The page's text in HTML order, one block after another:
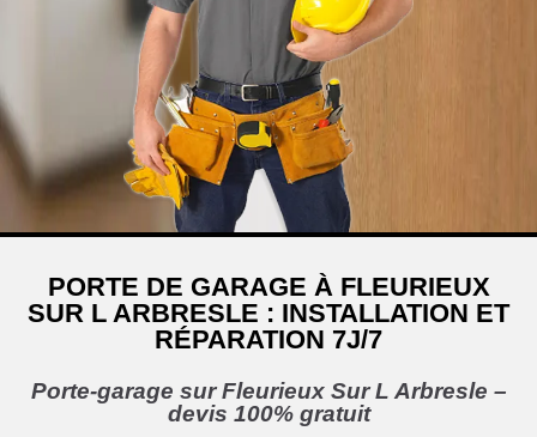
PORTE DE GARAGE À FLEURIEUX
SUR L ARBRESLE : INSTALLATION ET
RÉPARATION 7J/7
Porte-garage sur Fleurieux Sur L Arbresle –
devis 100% gratuit